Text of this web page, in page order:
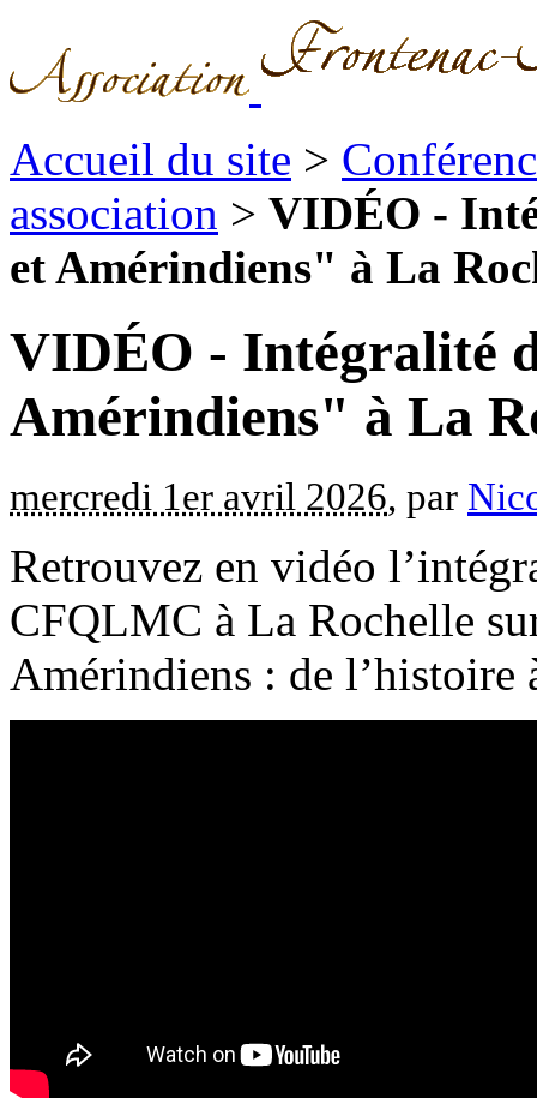
Accueil du site >
association > VIDÉO -
et Amérindiens" à La
VIDÉO - Intégralité
Amérindiens" à La
mercredi 1er avril 2026, par
Retrouvez en vidéo
CFQLMC à La Rochelle
Amérindiens : de l’histoire